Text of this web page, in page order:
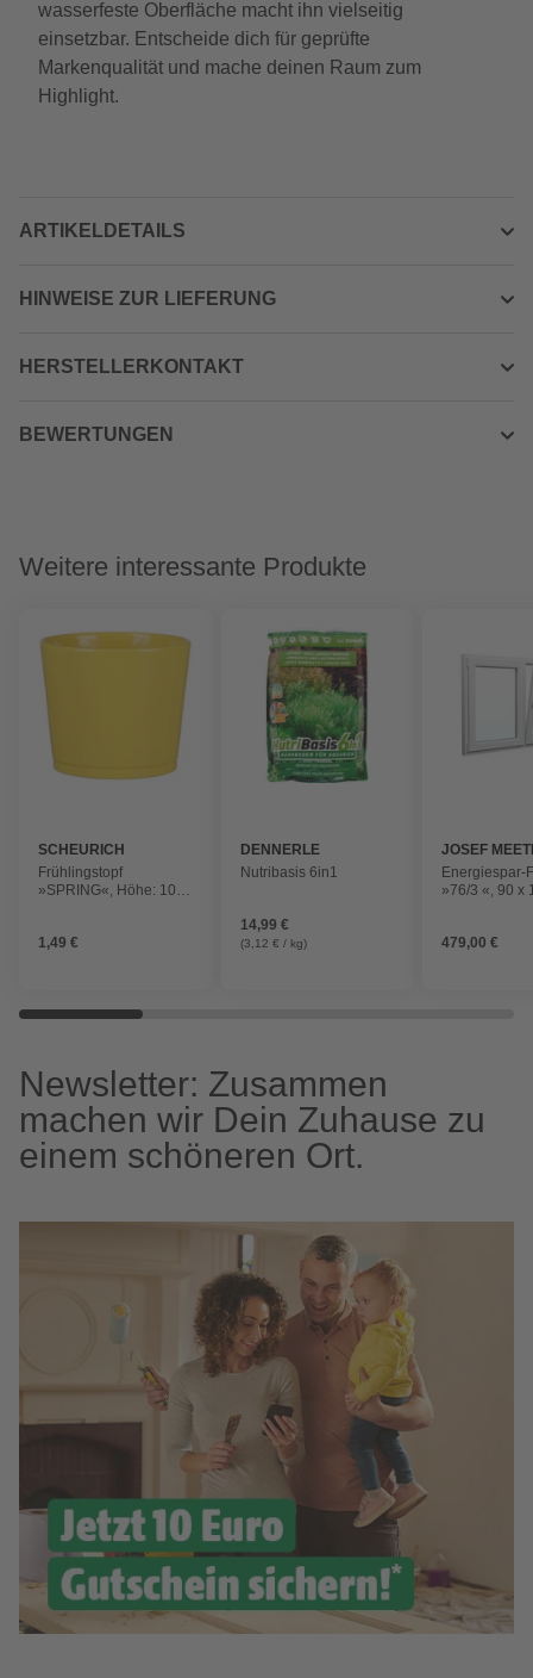
wasserfeste Oberfläche macht ihn vielseitig
einsetzbar. Entscheide dich für geprüfte
Markenqualität und mache deinen Raum zum
Highlight.
ARTIKELDETAILS
HINWEISE ZUR LIEFERUNG
HERSTELLERKONTAKT
BEWERTUNGEN
Weitere interessante Produkte
SCHEURICH
Frühlingstopf
»SPRING«, Höhe: 10,5
1,49 €
DENNERLE
Nutribasis 6in1
14,99 €
(3,12 € / kg)
JOSEF
FENSTER
TÜREN
Energiespar-
»76/3 «, 90 x
479,00 €
Newsletter: Zusammen
machen wir Dein Zuhause zu
einem schöneren Ort.